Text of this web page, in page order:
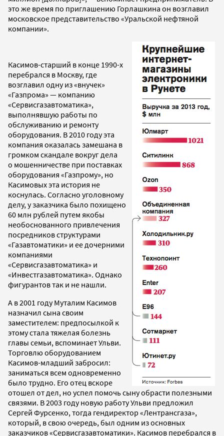
это же время по приглашению Горлашкина он возглавил
московское представительство «Уральской нефтяной
компании».
Касимов-старший в конце 1990-х
перебрался в Москву, где
возглавил одну из «внучек»
«Газпрома» — компанию
«Сервисгазавтоматика»,
выполнявшую работы по
обслуживанию и ремонту
оборудования. В 2010 году эта
компания оказалась замешана в
громком скандале вокруг дела
о мошенничестве при поставках
оборудования «Газпрому», но
Касимовых эта история не
коснулась. Согласно уголовному
делу, у заказчика было похищено
60 млн рублей путем якобы
необоснованного привлечения
посредников структурами
«Газавтоматики» и ее дочерними
компаниями
«Сервисгазавтоматика» и
«Инвестгазавтоматика». Однако
фигурантов так и не нашли.
А в 2001 году Муталим Касимов
назначил сына своим
заместителем: предпосылкой к
этому стала тяжелая болезнь
главы семьи, вспоминает Ульви.
Торговлю оборудованием
Касимов-младший забросил:
заниматься всем одновременно
было трудно. Его отец вскоре
отошел от дел, но успел помочь сыну обрасти полезными
связями. В 2003 году новую работу Ульви предложил
Сергей Фурсенко, тогда гендиректор «Лентрансгаза»,
который, в свою очередь, был одним из основных
заказчиков «Сервисгазавтоматики». Касимов перебрался в